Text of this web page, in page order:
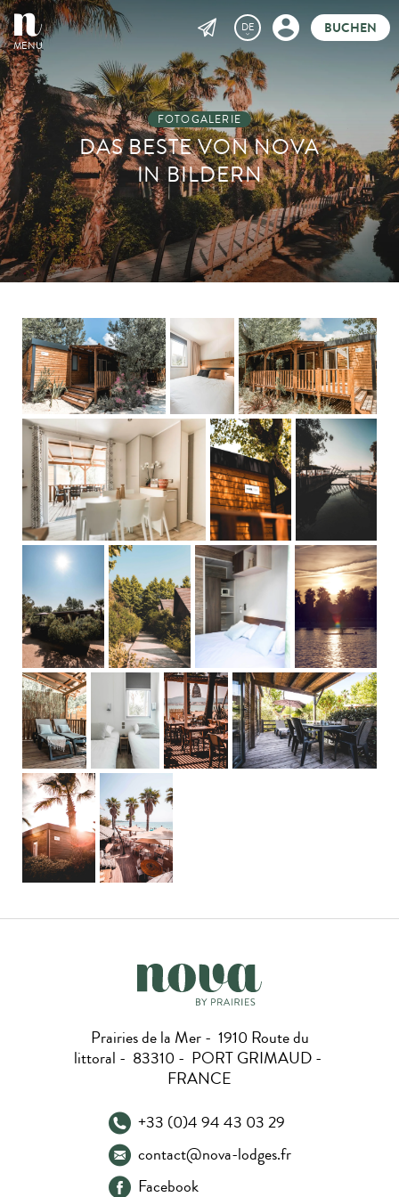
MENU
BUCHEN
FOTOGALERIE
DAS BESTE VON NOVA
IN BILDERN
Prairies de la Mer - 1910 Route du
littoral - 83310 - PORT GRIMAUD -
FRANCE
+33 (0)4 94 43 03 29
contact@nova-lodges.fr
Facebook